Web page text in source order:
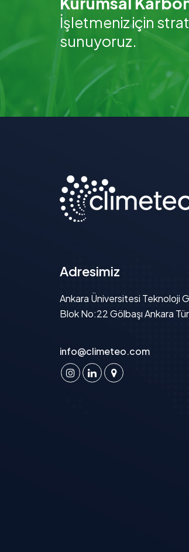
İşletmeniz için
sunuyoruz.
Adresimiz
Ankara Üniversitesi Teknoloji
Blok No:22 Gölbaşı Ankara
info@climeteo.com